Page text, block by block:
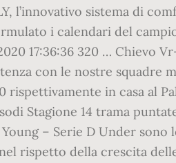
l’innovativo sistema di
i calendari del
17:36:36 320 … Chievo
con le nostre squadre
in casa al
Stagione 14 trama
– Serie D Under
rispetto della crescita